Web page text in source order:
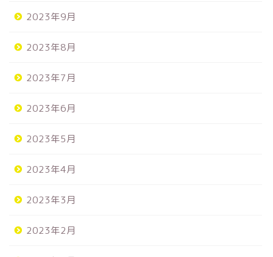
2023年9月
2023年8月
2023年7月
2023年6月
2023年5月
2023年4月
2023年3月
2023年2月